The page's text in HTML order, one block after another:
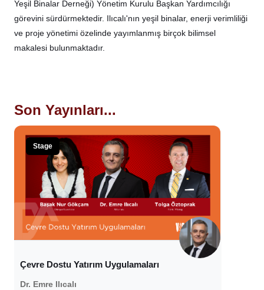
Yeşil Binalar Derneği) Yönetim Kurulu Başkan Yardımcılığı
görevini sürdürmektedir. Ilıcalı'nın yeşil binalar, enerji verimliliği
ve proje yönetimi özelinde yayımlanmış birçok bilimsel
makalesi bulunmaktadır.
Son Yayınları...
Stage
Çevre Dostu Yatırım Uygulamaları
Dr. Emre Ilıcalı